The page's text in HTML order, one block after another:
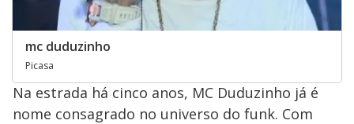
mc duduzinho
Picasa
Na estrada há cinco anos, MC Duduzinho já é
nome consagrado no universo do funk. Com